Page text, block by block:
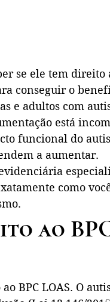
se ele tem direito
conseguir o
e adultos com
está
funcional do
a aumentar.
como
ao
BPC LOAS. O